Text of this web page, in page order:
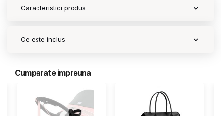
Caracteristici produs
Ce este inclus
Cumparate impreuna